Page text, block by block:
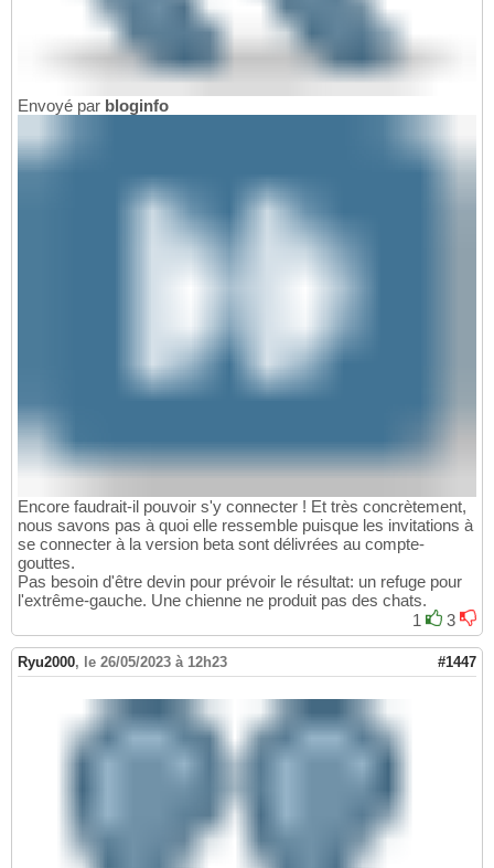
Envoyé par bloginfo
Encore faudrait-il pouvoir s'y connecter ! Et très concrètement,
nous savons pas à quoi elle ressemble puisque les invitations à
se connecter à la version beta sont délivrées au compte-
gouttes.
Pas besoin d'être devin pour prévoir le résultat: un refuge pour
l'extrême-gauche. Une chienne ne produit pas des chats.
1
3
Ryu2000, le 26/05/2023 à 12h23 #1447